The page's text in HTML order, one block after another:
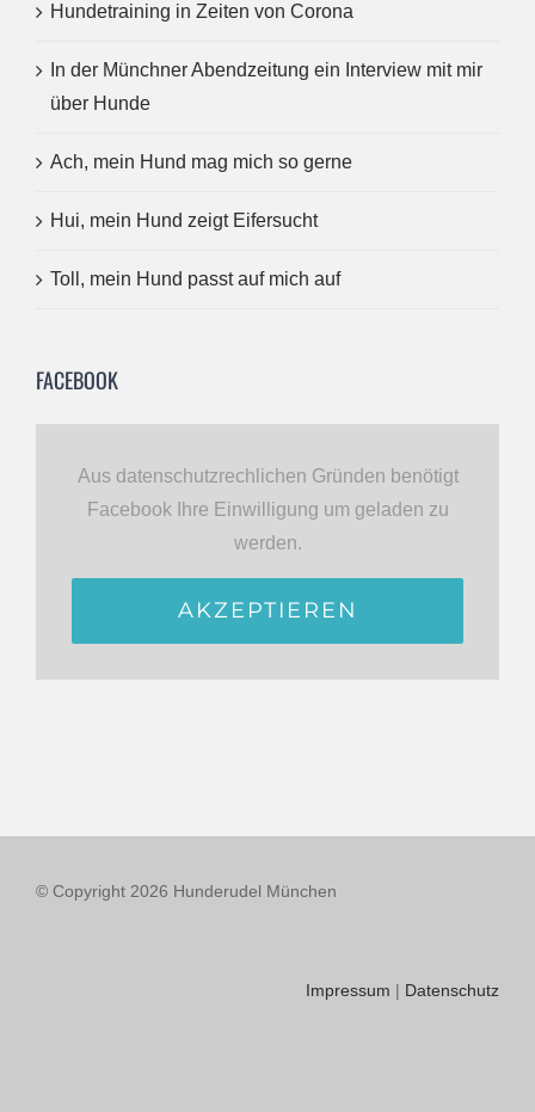
Hundetraining in Zeiten von Corona
In der Münchner Abendzeitung ein Interview mit mir
über Hunde
Ach, mein Hund mag mich so gerne
Hui, mein Hund zeigt Eifersucht
Toll, mein Hund passt auf mich auf
FACEBOOK
Aus datenschutzrechlichen Gründen benötigt
Facebook Ihre Einwilligung um geladen zu
werden.
AKZEPTIEREN
© Copyright 2026 Hunderudel München
Impressum | Datenschutz